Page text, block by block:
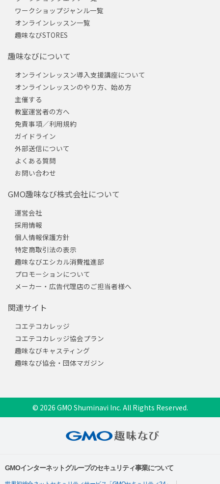
ワークショップジャンル一覧
オンラインレッスン一覧
趣味なびSTORES
趣味なびについて
オンラインレッスン導入支援講座について
オンラインレッスンのやり方、始め方
主催する
教室運営者の方へ
免責事項／利用規約
ガイドライン
外部送信について
よくある質問
お問い合わせ
GMO趣味なび株式会社について
運営会社
採用情報
個人情報保護方針
特定商取引法の表示
趣味なびエシカル消費推進部
プロモーションについて
メーカー・広告代理店のご担当者様へ
関連サイト
コエテコカレッジ
コエテコカレッジ協会プラン
趣味なびキャスティング
趣味なび協会・団体マガジン
© 2026 GMO Shuminavi Inc. All Rights Reserved.